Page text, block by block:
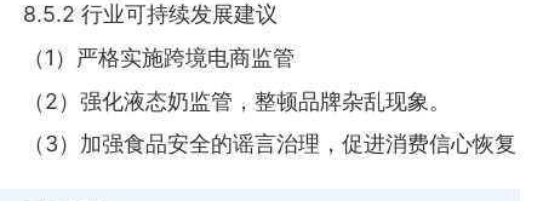
8.5.2 行业可持续发展建议
（1）严格实施跨境电商监管
（2）强化液态奶监管，整顿品牌杂乱现象。
（3）加强食品安全的谣言治理，促进消费信心恢复